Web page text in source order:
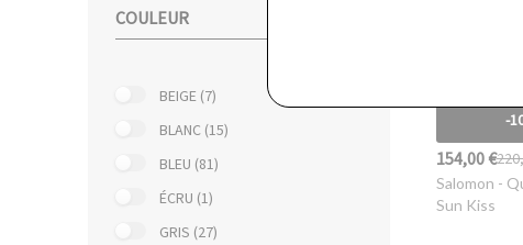
COULEUR
BEIGE (7)
BLANC (15)
BLEU (81)
ÉCRU (1)
GRIS (27)
-
154,00 €
Salomon -
Sun Kiss